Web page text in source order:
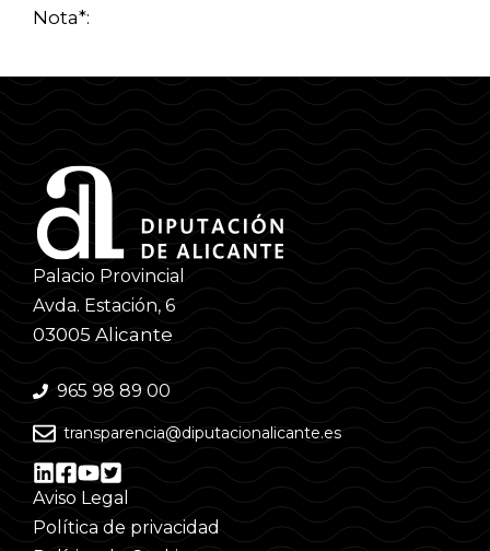
Nota*:
Palacio Provincial
Avda. Estación, 6
03005 Alicante
965 98 89 00
transparencia@diputacionalicante.es
Aviso Legal
Política de privacidad